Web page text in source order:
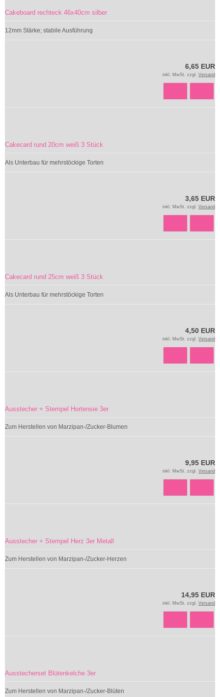
Cakeboard rechteck 46x40cm silber
12mm Stärke; stabile Ausführung
6,65 EUR
inkl. MwSt. zzgl. Versand
Cakecard rund 20cm weiß 3 Stück
Als Unterbau für mehrstöckige Torten
3,65 EUR
inkl. MwSt. zzgl. Versand
Cakecard rund 25cm weiß 3 Stück
Als Unterbau für mehrstöckige Torten
4,50 EUR
inkl. MwSt. zzgl. Versand
Ausstecher + Stempel Hortensie 3er
Zum Herstellen von Marzipan-/Zucker-Blumen
9,95 EUR
inkl. MwSt. zzgl. Versand
Ausstecher + Stempel Herz 3er Metall
Zum Herstellen von Marzipan-/Zucker-Herzen
14,95 EUR
inkl. MwSt. zzgl. Versand
Ausstecherset Blütenkelche 3er
Zum Herstellen von Marzipan-/Zucker-Blüten